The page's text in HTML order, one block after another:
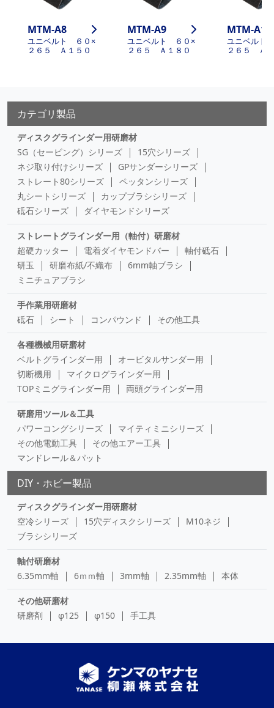
MTM-A8
ユニベルト ６０×
２６５ Ａ１５０
MTM-A9
ユニベルト ６０×
２６５ Ａ１８０
MTM-A11
ユニベルト
２６５ Ａ
カテゴリ製品
ディスクグラインダー用研磨材
SG（セービング）シリーズ
15穴シリーズ
ネジ取り付けシリーズ
GPサンダーシリーズ
ストレート80シリーズ
ペッタンシリーズ
丸シートシリーズ
カップブラシシリーズ
砥石シリーズ
ダイヤモンドシリーズ
ストレートグラインダー用（軸付）研磨材
超硬カッター
電着ダイヤモンドバー
軸付砥石
研玉
研磨布紙/不織布
6mm軸ブラシ
ミニチュアブラシ
手作業用研磨材
砥石
シート コンパウンド その他工具
各種機械用研磨材
ベルトグラインダー用
オービタルサンダー用
切断機用
マイクログラインダー用
TOPミニグラインダー用
両頭グラインダー用
研磨用ツール＆工具
パワーコングシリーズ
マイティミニシリーズ
その他電動工具
その他エアー工具
マンドレール＆パット
DIY・ホビー製品
ディスクグラインダー用研磨材
空冷シリーズ
15穴ディスクシリーズ
M10ネジ
ブラシシリーズ
軸付研磨材
6.35mm軸
6ｍｍ軸 3mm軸 2.35mm軸 本体
その他研磨材
研磨剤
φ125 φ150 手工具